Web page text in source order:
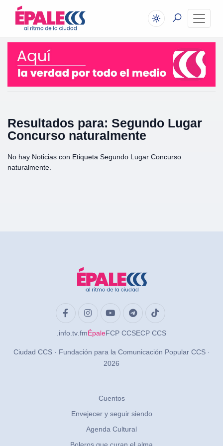
Resultados para: Segundo Lugar
Concurso naturalmente
No hay Noticias con Etiqueta Segundo Lugar Concurso
naturalmente.
.info .tv .fmÉpaleFCP CCSECP CCS
Ciudad CCS · Fundación para la Comunicación Popular CCS ·
2026
Cuentos
Envejecer y seguir siendo
Agenda Cultural
Boleros que curan el alma